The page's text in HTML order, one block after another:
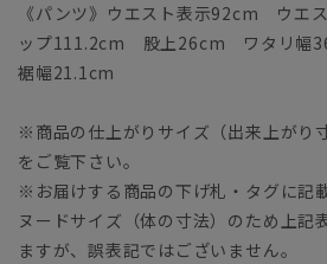
《パンツ》ウエスト表示92cm ウエ
ップ111.2cm 股上26cm ワタリ幅
裾幅21.1cm
※商品の仕上がりサイズ（出来上がり
をご覧下さい。
※お届けする商品の下げ札・タグに記
ヌードサイズ（体の寸法）のため上記
ますが、誤表記ではございません。